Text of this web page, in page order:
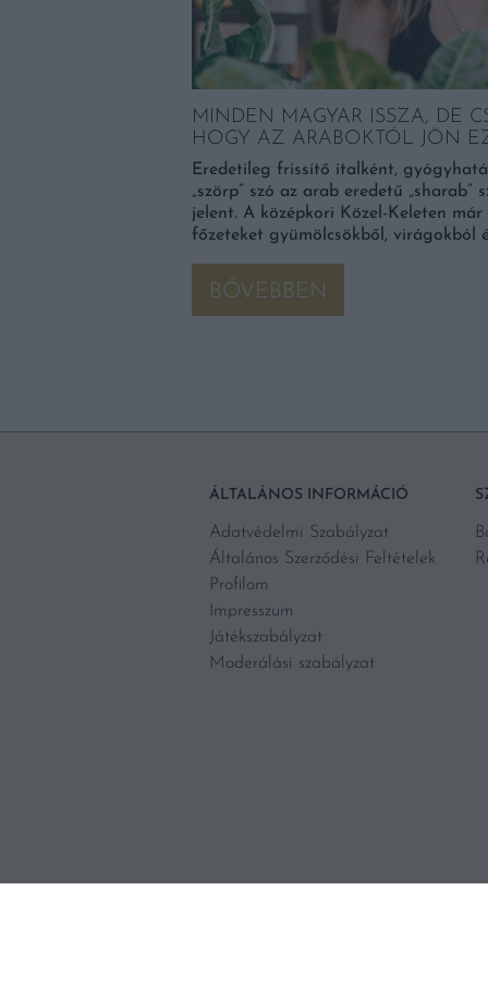
MINDEN MAGYAR ISSZA, DE
HOGY AZ ARABOKTÓL JÖN
Eredetileg frissítő italként,
„szörp” szó az arab eredetű
jelent. A középkori Közel-Keleten
főzeteket gyümölcsökből, virágokból
BŐVEBBEN
ÁLTALÁNOS INFORMÁCIÓ
Adatvédelmi Szabályzat
Általános Szerződési Feltételek
Profilom
Impresszum
Játékszabályzat
Moderálási szabályzat